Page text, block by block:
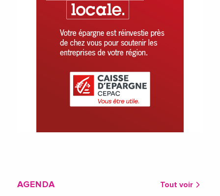
AGENDA Tout voir